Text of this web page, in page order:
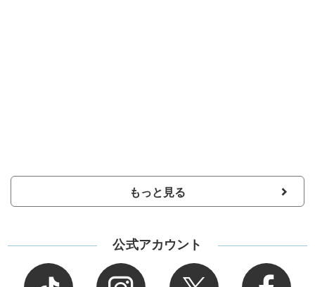
もっと見る
公式アカウント